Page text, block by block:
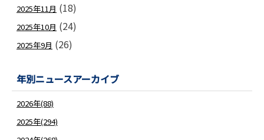
2025年11月 (18)
2025年10月 (24)
2025年9月 (26)
年別ニュースアーカイブ
2026年(88)
2025年(294)